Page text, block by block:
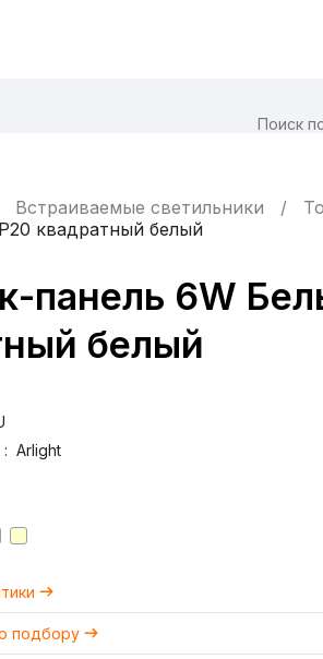
Встраиваемые светильники
квадратный белый
панель 6W
белый
: Arlight
подбору